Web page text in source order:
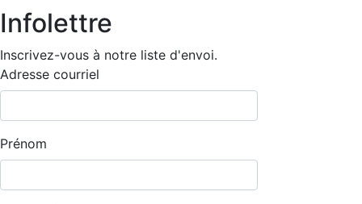
Infolettre
Inscrivez-vous à notre liste d'envoi.
Adresse courriel
Prénom